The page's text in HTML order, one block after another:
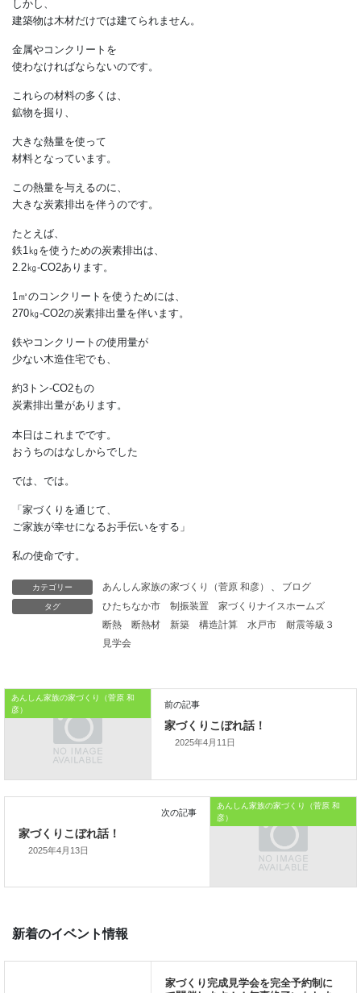
長期使用に耐える強度が
そのために、
研究され建築されています。
しかし、
建築物は木材だけでは建てられません。
金属やコンクリートを
使わなければならないのです。
これらの材料の多くは、
鉱物を掘り、
材料となっています。
この熱量を与えるのに、
大きな炭素排出を伴うのです。
たとえば、
鉄1㎏を使うための炭素排出は、
2.2㎏-CO2あります。
1㎥のコンクリートを使うためには、
270㎏-CO2の炭素排出量を伴います。
鉄やコンクリートの使用量が
少ない木造住宅でも、
約3トン-CO2もの
炭素排出量があります。
本日はこれまでです。
おうちのはなしからでした
「家づくりを通じて、
ご家族が幸せになるお手伝いをする」
私の使命です。
カテゴリー あんしん家族の家づくり（菅原 和彦） 、
ブログ
タグ
ひたちなか市 制振装置
家づくりナイスホームズ
断熱
断熱材 新築 構造計算 水戸市
耐震等級３
見学会
あんしん家族の家づくり（菅原 和
彦）
2025年4月11日
あんしん家族の家づくり（菅原 和
彦）
2025年4月13日